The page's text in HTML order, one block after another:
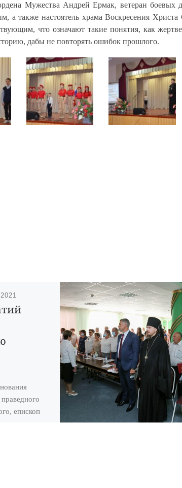
Мужества Андрей Ермак, ветеран боевых
а также настоятель храма Воскресения
что означают такие понятия, как
дабы не повторять ошибок прошлого.
епископ